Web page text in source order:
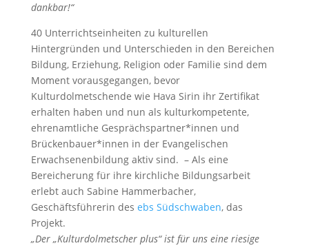
dankbar!“
40 Unterrichtseinheiten zu kulturellen
Hintergründen und Unterschieden in den Bereichen
Bildung, Erziehung, Religion oder Familie sind dem
Moment vorausgegangen, bevor
Kulturdolmetschende wie Hava Sirin ihr Zertifikat
erhalten haben und nun als kulturkompetente,
ehrenamtliche Gesprächspartner*innen und
Brückenbauer*innen in der Evangelischen
Erwachsenenbildung aktiv sind. – Als eine
Bereicherung für ihre kirchliche Bildungsarbeit
erlebt auch Sabine Hammerbacher,
Geschäftsführerin des ebs Südschwaben, das
Projekt.
„Der „Kulturdolmetscher plus“ ist für uns eine riesige